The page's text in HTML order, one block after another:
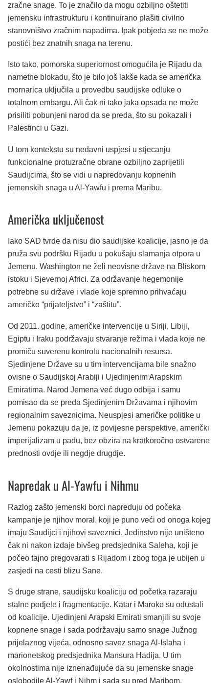
zračne snage. To je značilo da mogu ozbiljno oštetiti
jemensku infrastrukturu i kontinuirano plašiti civilno
stanovništvo zračnim napadima. Ipak pobjeda se ne može
postići bez znatnih snaga na terenu.
Isto tako, pomorska superiornost omogućila je Rijadu da
nametne blokadu, što je bilo još lakše kada se američka
mornarica uključila u provedbu saudijske odluke o
totalnom embargu. Ali čak ni tako jaka opsada ne može
prisiliti pobunjeni narod da se preda, što su pokazali i
Palestinci u Gazi.
U tom kontekstu su nedavni uspjesi u stjecanju
funkcionalne protuzračne obrane ozbiljno zaprijetili
Saudijcima, što se vidi u napredovanju kopnenih
jemenskih snaga u Al-Yawfu i prema Maribu.
Američka uključenost
Iako SAD tvrde da nisu dio saudijske koalicije, jasno je da
pruža svu podršku Rijadu u pokušaju slamanja otpora u
Jemenu. Washington ne želi neovisne države na Bliskom
istoku i Sjevernoj Africi. Za održavanje hegemonije
potrebne su države i vlade koje spremno prihvaćaju
američko “prijateljstvo” i “zaštitu”.
Od 2011. godine, američke intervencije u Siriji, Libiji,
Egiptu i Iraku podržavaju stvaranje režima i vlada koje ne
promiču suverenu kontrolu nacionalnih resursa.
Sjedinjene Države su u tim intervencijama bile snažno
ovisne o Saudijskoj Arabiji i Ujedinjenim Arapskim
Emiratima. Narod Jemena već dugo odbija i samu
pomisao da se preda Sjedinjenim Državama i njihovim
regionalnim saveznicima. Neuspjesi američke politike u
Jemenu pokazuju da je, iz povijesne perspektive, američki
imperijalizam u padu, bez obzira na kratkoročno ostvarene
prednosti ovdje ili negdje drugdje.
Napredak u Al-Yawfu i Nihmu
Razlog zašto jemenski borci napreduju od počeka
kampanje je njihov moral, koji je puno veći od onoga kojeg
imaju Saudijci i njihovi saveznici. Jedinstvo nije uništeno
čak ni nakon izdaje bivšeg predsjednika Saleha, koji je
počeo tajno pregovarati s Rijadom i zbog toga je ubijen u
zasjedi na cesti blizu Sane.
S druge strane, saudijsku koaliciju od početka razaraju
stalne podjele i fragmentacije. Katar i Maroko su odustali
od koalicije. Ujedinjeni Arapski Emirati smanjili su svoje
kopnene snage i sada podržavaju samo snage Južnog
prijelaznog vijeća, odnosno savez snaga Al-Islaha i
marionetskog predsjednika Mansura Hadija. U tim
okolnostima nije iznenađujuće da su jemenske snage
oslobodile Al-Yawf i Nihm i sada su pred Maribom.